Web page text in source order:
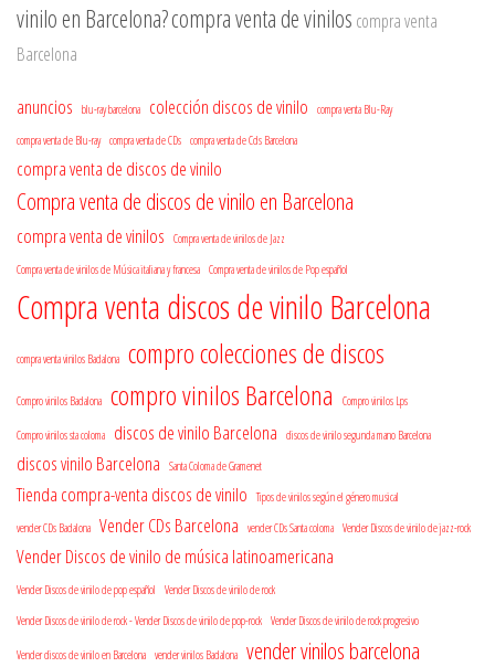
vinilo en Barcelona?compra venta de vinilos compra venta
Barcelona
anuncios blu-ray barcelona colección discos de vinilo
compra venta Blu-Ray
compra venta de Blu-ray compra venta de CDs compra venta de Cds Barcelona
compra venta de discos de vinilo
Compra venta de discos de vinilo en Barcelona
compra venta de vinilos
Compra venta de vinilos de Jazz
Compra venta de vinilos de Música italiana y francesa Compra venta de vinilos de Pop español
Compra venta discos de vinilo Barcelona
compra venta vinilos Badalona compro colecciones de discos
Compro vinilos Badalona compro vinilos Barcelona Compro vinilos Lps
Compro vinilos sta coloma discos de vinilo Barcelona discos de vinilo segunda mano Barcelona
discos vinilo Barcelona Santa Coloma de Gramenet
Tienda compra-venta discos de vinilo
Tipos de vinilos según el género musical
vender CDs Badalona Vender CDs Barcelona vender CDs Santa coloma Vender Discos de vinilo de jazz-rock
Vender Discos de vinilo de música latinoamericana
Vender Discos de vinilo de pop español
Vender Discos de vinilo de rock
Vender Discos de vinilo de rock - Vender Discos de vinilo de pop-rock Vender Discos de vinilo de rock progresivo
Vender discos de vinilo en Barcelona vender vinilos Badalona vender vinilos barcelona